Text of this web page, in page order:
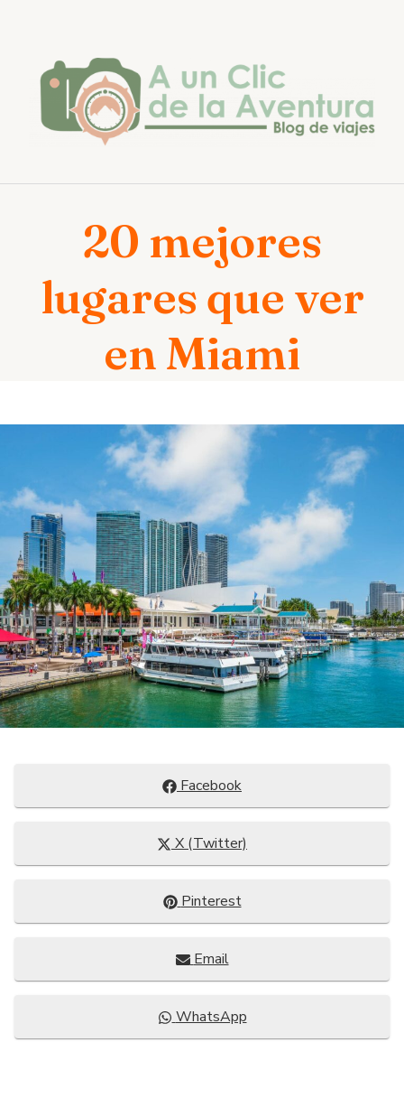
20 mejores
lugares que ver
en Miami
Compartir
en
Facebook
Compartir
en
X (Twitter)
Compartir
en
Pinterest
Compartir
en
Email
Compartir
en
WhatsApp